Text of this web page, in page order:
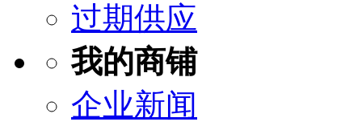
过期供应
我的商铺
企业新闻